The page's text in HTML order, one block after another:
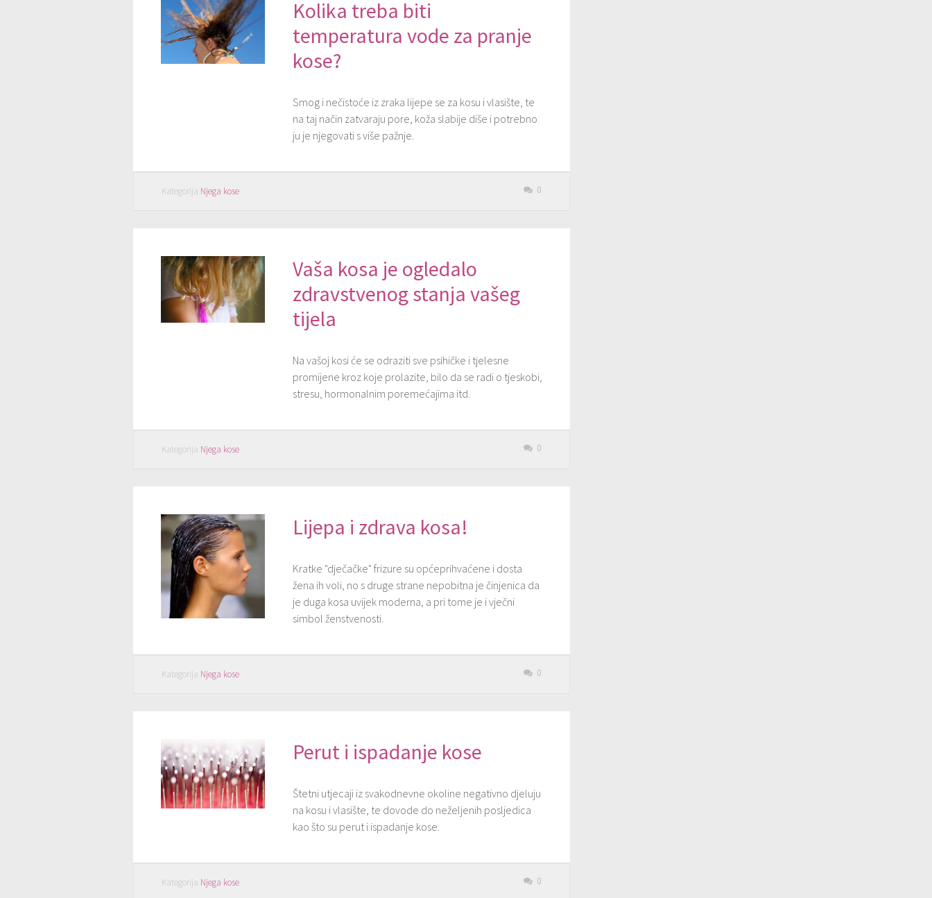
Kolika treba biti
temperatura vode za pranje
kose?
Smog i nečistoće iz zraka lijepe se za kosu i vlasište, te
na taj način zatvaraju pore, koža slabije diše i potrebno
ju je njegovati s više pažnje.
Kategorija Njega kose 0
Vaša kosa je ogledalo
zdravstvenog stanja vašeg
tijela
Na vašoj kosi će se odraziti sve psihičke i tjelesne
promijene kroz koje prolazite, bilo da se radi o tjeskobi,
stresu, hormonalnim poremećajima itd.
Kategorija Njega kose 0
Lijepa i zdrava kosa!
Kratke "dječačke" frizure su općeprihvaćene i dosta
žena ih voli, no s druge strane nepobitna je činjenica da
je duga kosa uvijek moderna, a pri tome je i vječni
simbol ženstvenosti.
Kategorija Njega kose 0
Perut i ispadanje kose
Štetni utjecaji iz svakodnevne okoline negativno djeluju
na kosu i vlasište, te dovode do neželjenih posljedica
kao što su perut i ispadanje kose.
Kategorija Njega kose 0